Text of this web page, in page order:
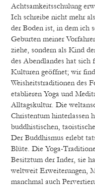
Achtsamkeitsschulung
Ich schreibe nicht mehr
der Boden ist, in dem ich
Geburten meiner
ziehe, sondern als Kind
des Abendlandes hat sich
Kulturen geöffnet; wir
Weisheitstraditionen des
etablieren Yoga und
Alltagskultur. Die
Christentum hinterlassen
buddhistischen,
Der Buddhismus erlebt
Blüte. Die Yoga-
Besitztum der Inder, sie
weltweit Erweiterungen,
manchmal auch